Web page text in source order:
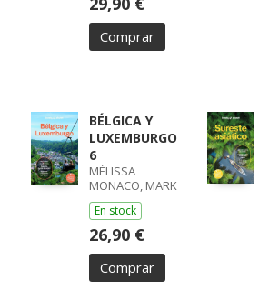
Comprar
BÉLGICA Y
LUXEMBURGO
6
MÉLISSA
MONACO, MARK
ELLIOTT, HELENA
SMITH
En stock
26,90 €
Comprar